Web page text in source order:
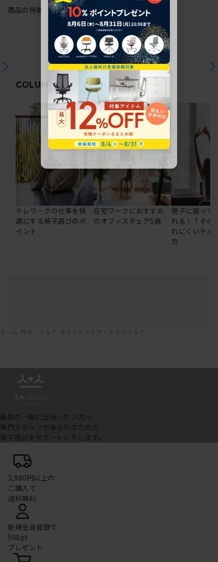
商品の特徴
COLUMN関連コラム
テレワークの仕事を快
適にする椅子選びのポ
イント
在宅ワークにおすすめ
のオフィスチェア5選
椅子に座って
れる！？その
れにくいチェ
方
ホーム 椅子・チェア オフィスチェア・デスクチェア
最高の一脚に出会いたい方へ
専門スタッフがあなたのための
椅子選びをサポートいたします。
3,980円以上の
ご購入で
送料無料
新規会員登録で
500pt
プレゼント